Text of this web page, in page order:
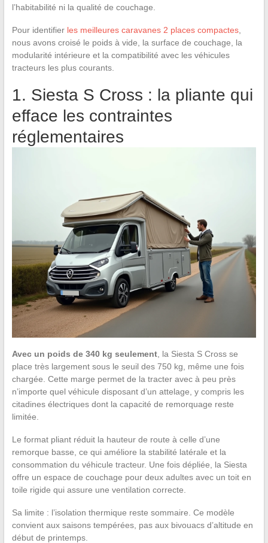
l’habitabilité ni la qualité de couchage.
Pour identifier les meilleures caravanes 2 places compactes,
nous avons croisé le poids à vide, la surface de couchage, la
modularité intérieure et la compatibilité avec les véhicules
tracteurs les plus courants.
1. Siesta S Cross : la pliante qui
efface les contraintes
réglementaires
Avec un poids de 340 kg seulement, la Siesta S Cross se
place très largement sous le seuil des 750 kg, même une fois
chargée. Cette marge permet de la tracter avec à peu près
n’importe quel véhicule disposant d’un attelage, y compris les
citadines électriques dont la capacité de remorquage reste
limitée.
Le format pliant réduit la hauteur de route à celle d’une
remorque basse, ce qui améliore la stabilité latérale et la
consommation du véhicule tracteur. Une fois dépliée, la Siesta
offre un espace de couchage pour deux adultes avec un toit en
toile rigide qui assure une ventilation correcte.
Sa limite : l’isolation thermique reste sommaire. Ce modèle
convient aux saisons tempérées, pas aux bivouacs d’altitude en
début de printemps.